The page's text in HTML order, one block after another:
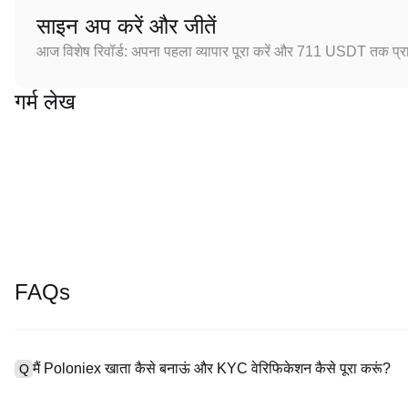
साइन अप करें और जीतें
आज विशेष रिवॉर्ड: अपना पहला व्यापार पूरा करें और 711 USDT तक
गर्म लेख
FAQs
Q मैं Poloniex खाता कैसे बनाऊं और KYC वेरिफिकेशन कैसे पूरा करूं?